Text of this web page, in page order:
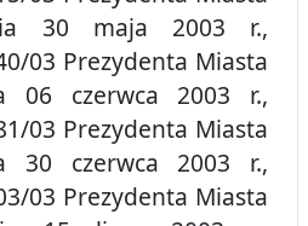
30 maja 2003 r.,
03 Prezydenta Miasta
06 czerwca 2003 r.,
03 Prezydenta Miasta
30 czerwca 2003 r.,
03 Prezydenta Miasta